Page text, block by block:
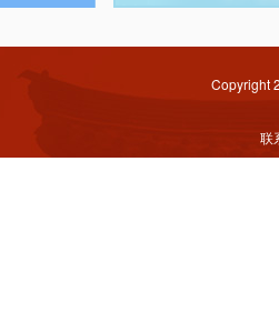
Copyright
联